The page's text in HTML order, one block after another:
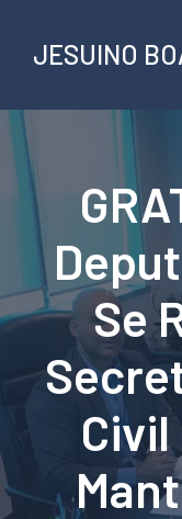
conteúdo
JESUINO
Se
Civil